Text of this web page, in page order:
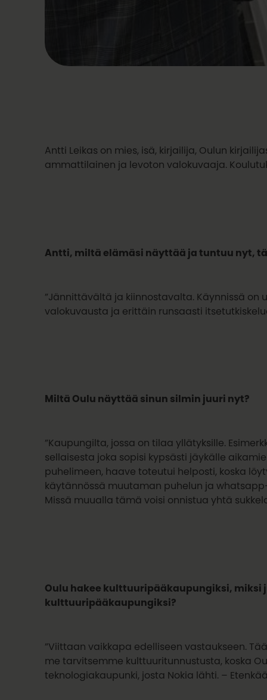
Antti Leikas on mies, isä, kirjailija, Oulun
ammattilainen ja levoton valokuvaaja.
Antti, miltä elämäsi näyttää ja tuntuu nyt,
”Jännittävältä ja kiinnostavalta. Käynnissä on
valokuvausta ja erittäin runsaasti
Miltä Oulu näyttää sinun silmin juuri nyt?
”Kaupungilta, jossa on tilaa yllätyksille.
sellaisesta joka sopisi kypsästi jäykälle
puhelimeen, haave toteutui helposti, koska
käytännössä muutaman puhelun ja
Missä muualla tämä voisi onnistua yhtä
Oulu hakee kulttuuripääkaupungiksi, miksi
kulttuuripääkaupungiksi?
”Viittaan vaikkapa edelliseen vastaukseen.
me tarvitsemme kulttuuritunnustusta, koska
teknologiakaupunki, josta Nokia lähti. –